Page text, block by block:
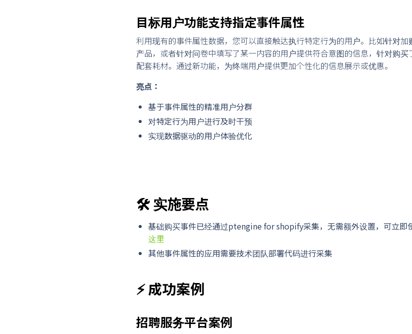
目标用户功能支持指定事件属性
利用现有的事件属性数据，您可以直接触达执行特定行为的用户。比如针对
产品，或者针对问卷中填写了某一内容的用户提供符合意图的信息，针对购
配套耗材。通过新功能，为终端用户提供更加个性化的信息展示或优惠。
亮点：
基于事件属性的精准用户分群
对特定行为用户进行及时干预
实现数据驱动的用户体验优化
🛠️ 实施要点
基础购买事件已经通过ptengine for shopify采集，无需额外设置，可立即
这里
其他事件属性的应用需要技术团队部署代码进行采集
⚡ 成功案例
招聘服务平台案例